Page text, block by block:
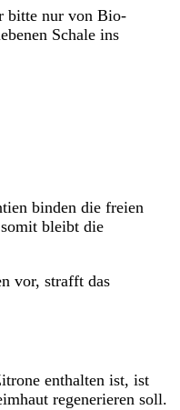
bitte nur von Bio-
Schale ins
binden die freien
bleibt die
vor, strafft das
enthalten ist, ist
regenerieren soll.